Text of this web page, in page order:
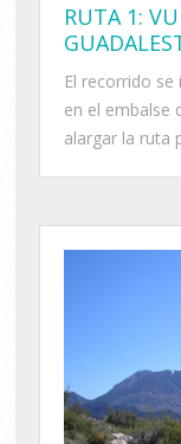
RUTA 1:
El recorrido
en el embalse
alargar la ruta